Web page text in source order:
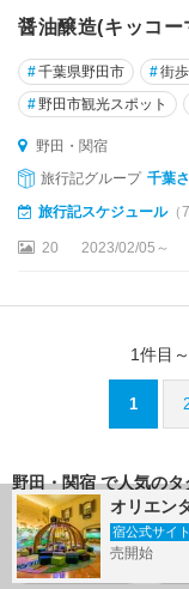
醤油醸造(キッコ
#千葉県野田市 #街
#野田市観光スポット
野田・関宿
旅行記グループ 千葉
旅行記スケジュール（7
20 2023/02/05～
1件目～
1
野田・関宿 で人気のタ
#工場見学 #キッ
#ジョイポリス
オリエン
宿公式サイト
売開始